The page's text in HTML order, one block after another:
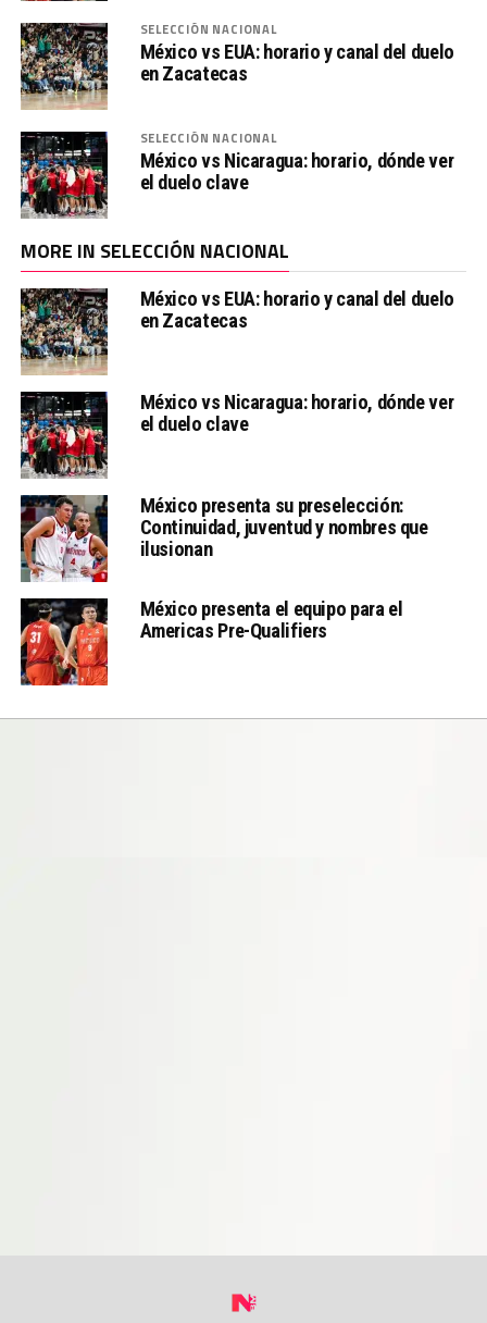
SELECCIÓN NACIONAL
México vs EUA: horario y canal del duelo
en Zacatecas
SELECCIÓN NACIONAL
México vs Nicaragua: horario, dónde ver
el duelo clave
MORE IN SELECCIÓN NACIONAL
México vs EUA: horario y canal del duelo
en Zacatecas
México vs Nicaragua: horario, dónde ver
el duelo clave
México presenta su preselección:
Continuidad, juventud y nombres que
ilusionan
México presenta el equipo para el
Americas Pre-Qualifiers